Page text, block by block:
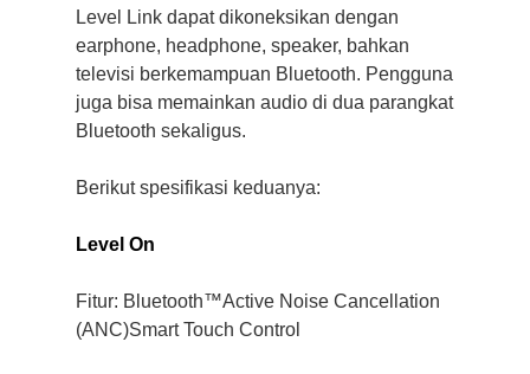
Level Link dapat dikoneksikan dengan
earphone, headphone, speaker, bahkan
televisi berkemampuan Bluetooth. Pengguna
juga bisa memainkan audio di dua parangkat
Bluetooth sekaligus.
Berikut spesifikasi keduanya:
Level On
Fitur: Bluetooth™Active Noise Cancellation
(ANC)Smart Touch Control